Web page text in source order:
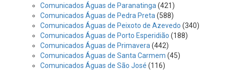
Comunicados Águas de Paranatinga (421)
Comunicados Águas de Pedra Preta (588)
Comunicados Águas de Peixoto de Azevedo (340)
Comunicados Águas de Porto Esperidião (188)
Comunicados Águas de Primavera (442)
Comunicados Águas de Santa Carmem (45)
Comunicados Águas de São José (116)